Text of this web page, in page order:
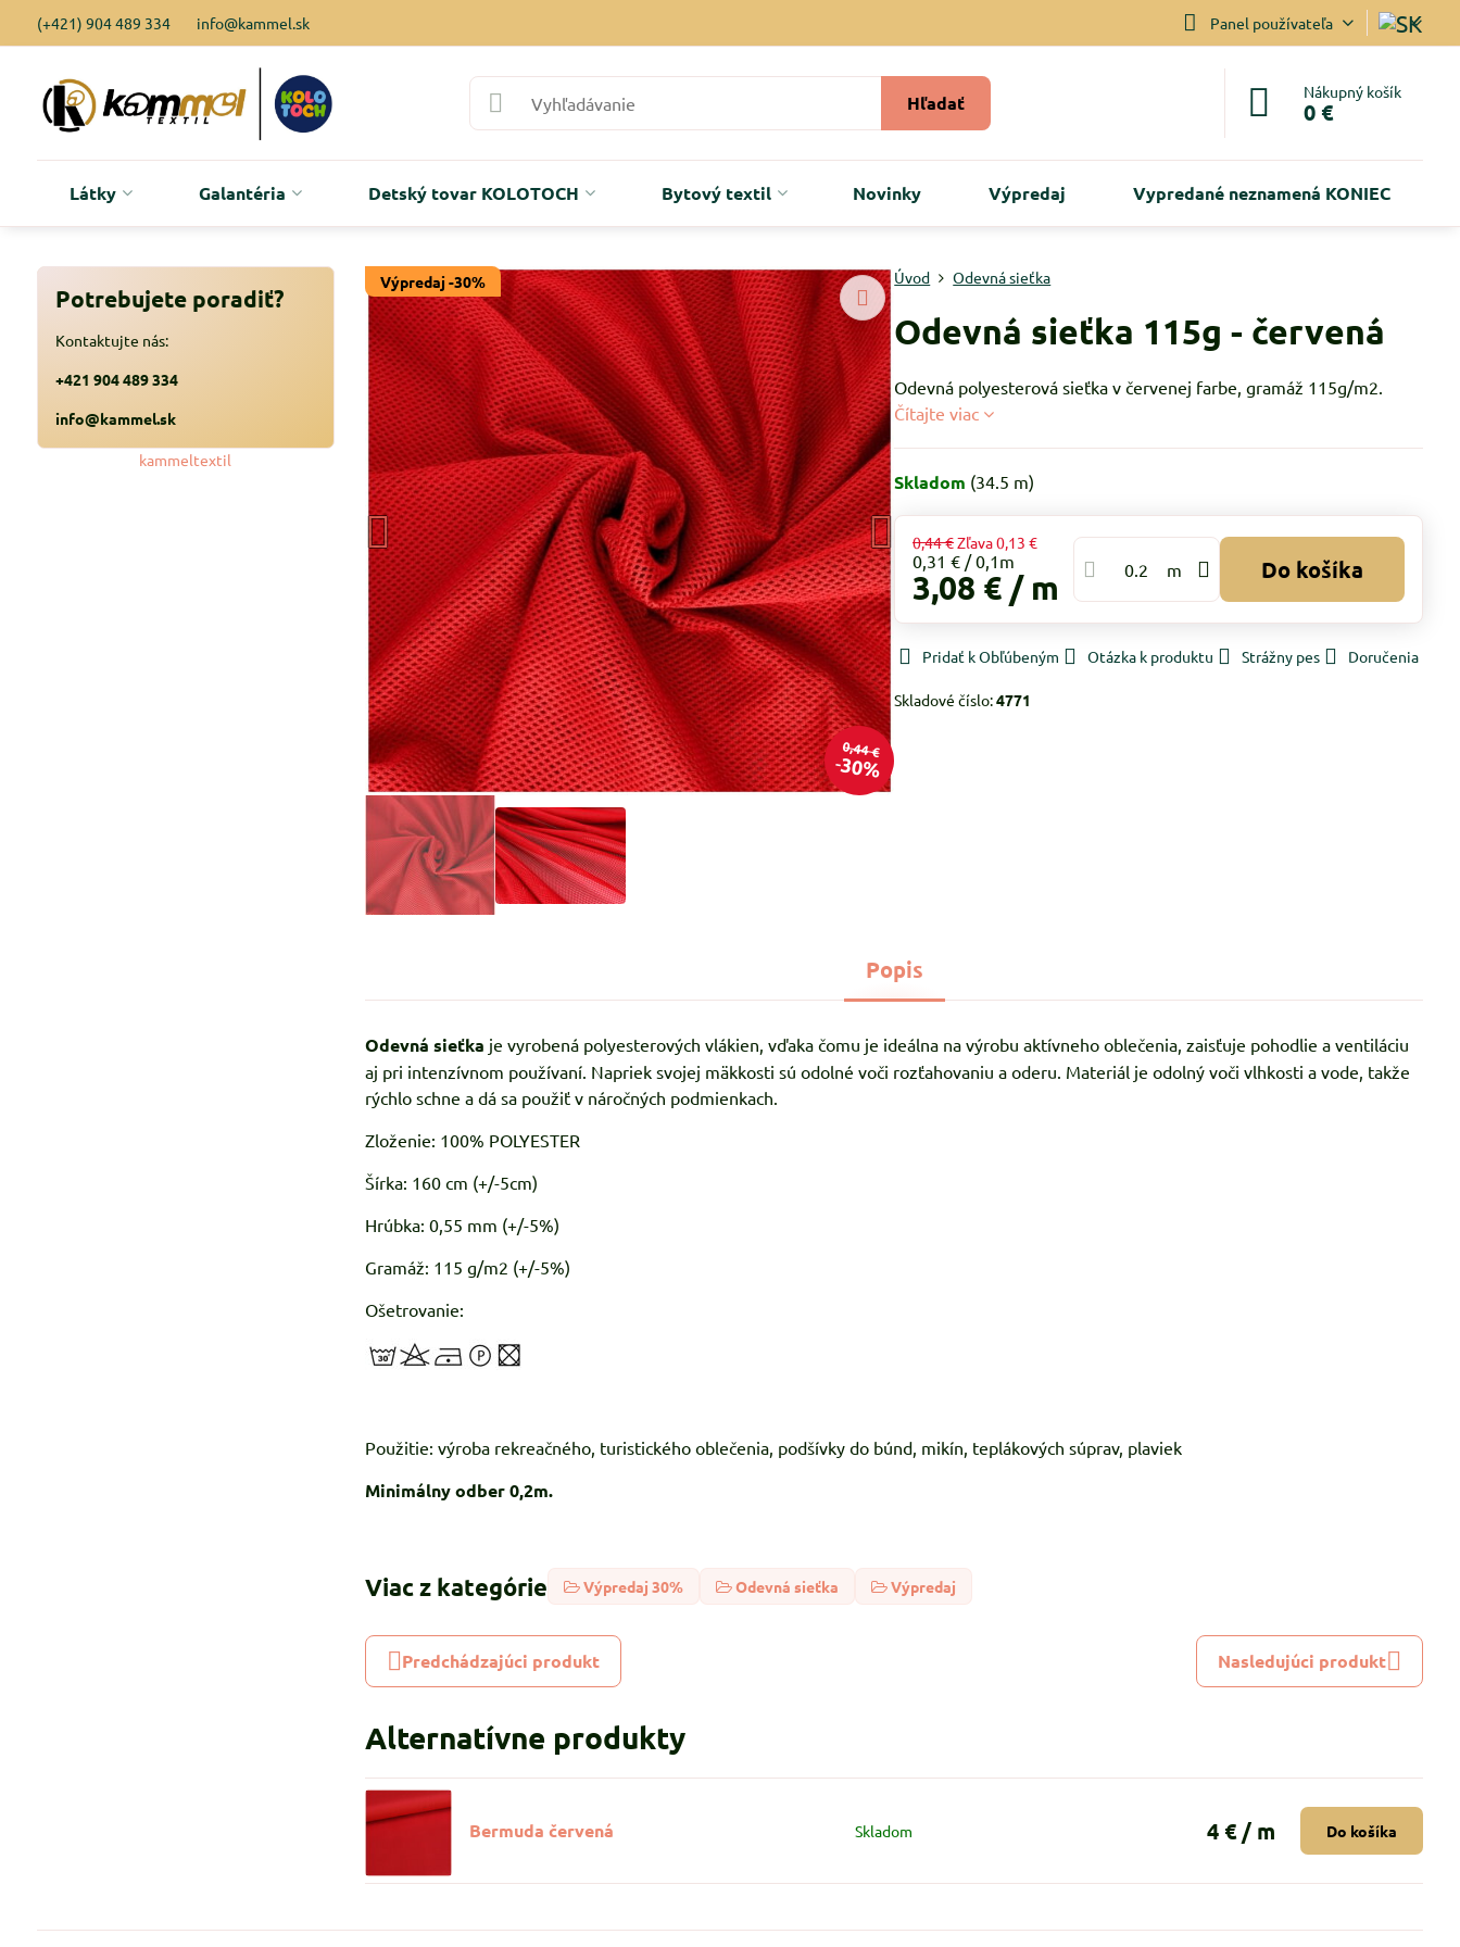
(+421) 904 489 334 info@kammel.sk Panel používateľa
Hľadať Nákupný košík
0 €
Látky Galantéria Detský tovar KOLOTOCH Bytový textil Novinky Výpredaj Vypredané neznamená KONIEC
Výpredaj -30%
0,44 €
30%
Úvod Odevná sieťka
Odevná sieťka 115g - červená
Odevná polyesterová sieťka v červenej farbe, gramáž 115g/m2.
Čítajte viac
Skladom (34.5 m)
0,44 €Zľava0,13 €
0,31 €
3,08 € / m m Do košíka
Pridať k Obľúbeným Otázka k produktu Strážny pes Doručenia
Skladové číslo:4771
Popis
Odevná sieťka je vyrobená polyesterových vlákien, vďaka čomu je ideálna na výrobu aktívneho oblečenia, zaisťuje pohodlie a ventiláciu
aj pri intenzívnom používaní. Napriek svojej mäkkosti sú odolné voči rozťahovaniu a oderu. Materiál je odolný voči vlhkosti a vode, takže
rýchlo schne a dá sa použiť v náročných podmienkach.
Zloženie: 100% POLYESTER
Šírka: 160 cm (+/-5cm)
Hrúbka: 0,55 mm (+/-5%)
Gramáž: 115 g/m2 (+/-5%)
Ošetrovanie:
Použitie: výroba rekreačného, turistického oblečenia, podšívky do búnd, mikín, teplákových súprav, plaviek
Minimálny odber 0,2m.
Viac z kategórie Výpredaj 30% Odevná sieťka Výpredaj
Predchádzajúci produkt Nasledujúci produkt
Alternatívne produkty
Bermuda červená Skladom 4 €/ m Do košíka
Potrebujete poradiť?
Kontaktujte nás:
+421 904 489 334
info@kammel.sk
kammeltextil